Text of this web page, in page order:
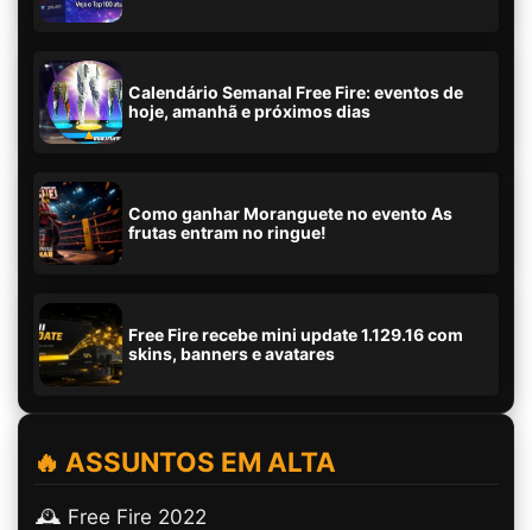
Calendário Semanal Free Fire: eventos de
hoje, amanhã e próximos dias
Como ganhar Moranguete no evento As
frutas entram no ringue!
Free Fire recebe mini update 1.129.16 com
skins, banners e avatares
🔥 ASSUNTOS EM ALTA
🕰️ Free Fire 2022